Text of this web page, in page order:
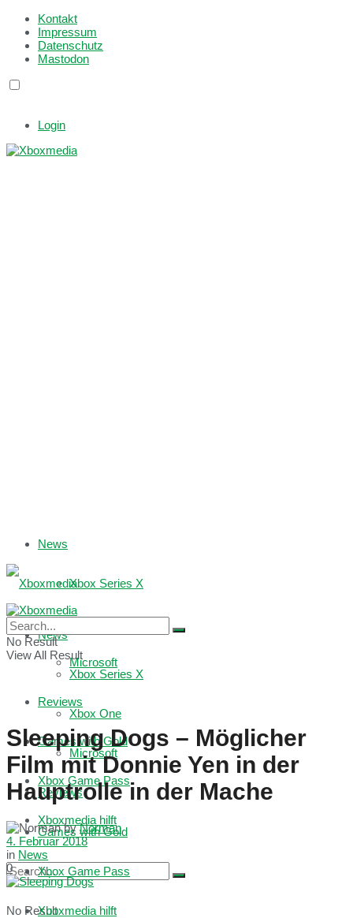
Kontakt
Impressum
Datenschutz
Mastodon
Login
News
Xbox Series X
Microsoft
Reviews
Games with Gold
Xbox Game Pass
Xboxmedia hilft
No Result
News
Xbox Series X
Xbox One
Microsoft
Reviews
Games with Gold
Xbox Game Pass
Xboxmedia hilft
No Result
View All Result
Sleeping Dogs – Möglicher
Film mit Donnie Yen in der
Hauptrolle in der Mache
by Norman
4. Februar 2018
in News
0